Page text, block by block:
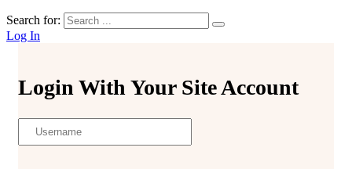
Search for:
Log In
Login With Your Site Account